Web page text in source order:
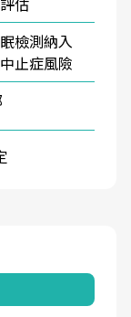
檢測納入
止症風險